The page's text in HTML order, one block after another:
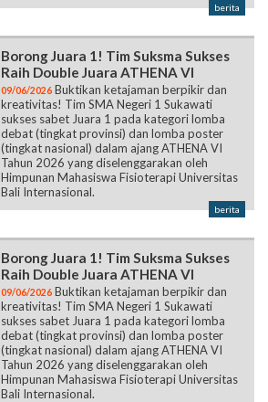
berita
Borong Juara 1! Tim Suksma Sukses
Raih Double Juara ATHENA VI
09/06/2026 Buktikan ketajaman berpikir dan
kreativitas! Tim SMA Negeri 1 Sukawati
sukses sabet Juara 1 pada kategori lomba
debat (tingkat provinsi) dan lomba poster
(tingkat nasional) dalam ajang ATHENA VI
Tahun 2026 yang diselenggarakan oleh
Himpunan Mahasiswa Fisioterapi Universitas
Bali Internasional.
berita
Borong Juara 1! Tim Suksma Sukses
Raih Double Juara ATHENA VI
09/06/2026 Buktikan ketajaman berpikir dan
kreativitas! Tim SMA Negeri 1 Sukawati
sukses sabet Juara 1 pada kategori lomba
debat (tingkat provinsi) dan lomba poster
(tingkat nasional) dalam ajang ATHENA VI
Tahun 2026 yang diselenggarakan oleh
Himpunan Mahasiswa Fisioterapi Universitas
Bali Internasional.